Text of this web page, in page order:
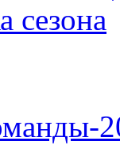
сезона